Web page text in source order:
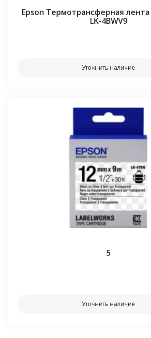
Epson Термотрансферная лента
LK-4BWV9
Уточнить наличие
5
Уточнить наличие